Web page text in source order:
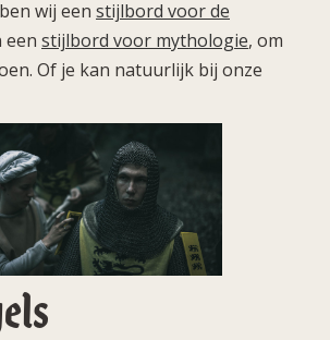
wij een stijlbord voor de
een stijlbord voor mythologie, om
Of je kan natuurlijk bij onze